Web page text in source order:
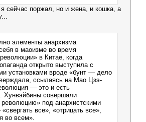
сейчас поржал, но и жена, и кошка, а
элементы анархизма
в маоизме во время
в Китае, когда
открыто выступила с
установками вроде «бунт — дело
ссылаясь на Мао Цзэ-
— это и есть
Хунвэйбины совершали
революцию» под анархистскими
все», «отрицать все»,
во всем».